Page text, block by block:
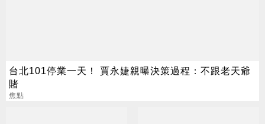
台北101停業一天！ 賈永婕親曝決策過程：不跟老天爺
賭
焦點